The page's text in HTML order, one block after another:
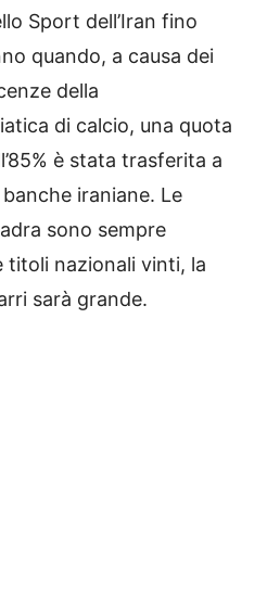
Sport dell’Iran fino
quando, a causa dei
della
di calcio, una quota
è stata trasferita a
iraniane. Le
sono sempre
titoli nazionali vinti, la
sarà grande.